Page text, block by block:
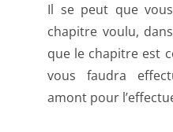
Il se peut que
chapitre voulu,
que le chapitre est
vous faudra
amont pour